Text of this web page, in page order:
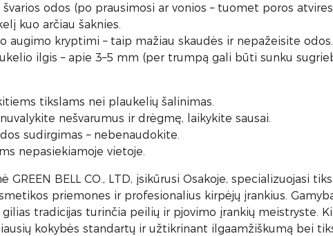
odos (po prausimosi ar vonios – tuomet poros
kuo arčiau šaknies.
augimo kryptimi – taip mažiau skaudės ir nepažeisite odos.
ilgis – apie 3–5 mm (per trumpą gali būti sunku
tikslams nei plaukelių šalinimas.
nešvarumus ir drėgmę, laikykite sausai.
sudirgimas – nebenaudokite.
nepasiekiamoje vietoje.
GREEN BELL CO., LTD, įsikūrusi Osakoje, specializuojasi
priemones ir profesionalius kirpėjų įrankius.
gilias tradicijas turinčia peilių ir pjovimo įrankių meistryste.
kokybės standartų ir užtikrinant ilgaamžiškumą bei